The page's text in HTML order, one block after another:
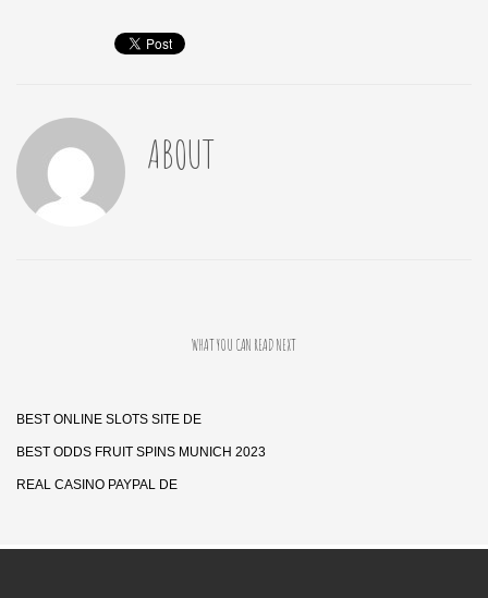
ABOUT
WHAT YOU CAN READ NEXT
BEST ONLINE SLOTS SITE DE
BEST ODDS FRUIT SPINS MUNICH 2023
REAL CASINO PAYPAL DE